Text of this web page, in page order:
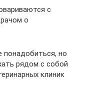
с
о
но
рядом с собой
клиник